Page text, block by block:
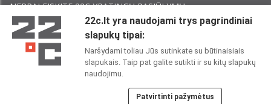
NEPRALEISKITE 22С YPATINGŲ PASIŪLYMŲ:
Perskaičiau ir sutinku su 22CPrivatumo politika
22c.lt yra naudojami trys pagrindiniai
slapukų tipai:
Naršydami toliau Jūs sutinkate su būtinaisiais
slapukais. Taip pat galite sutikti ir su kitų slapukų
naudojimu.
Patvirtinti pažymėtus